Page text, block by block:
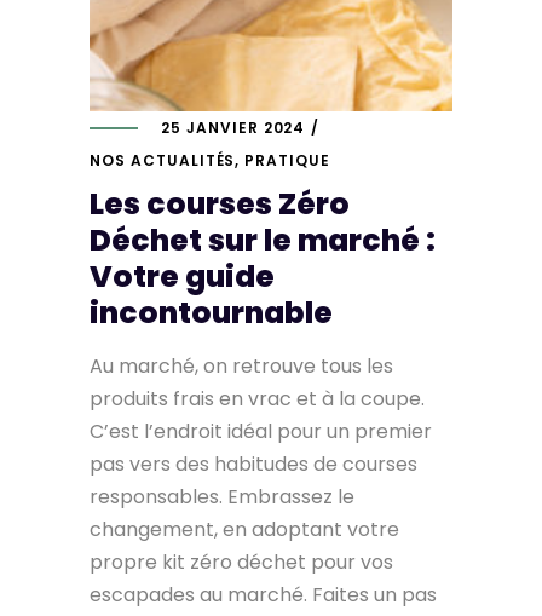
25 JANVIER 2024
NOS ACTUALITÉS, PRATIQUE
Les courses Zéro
Déchet sur le marché :
Votre guide
incontournable
Au marché, on retrouve tous les
produits frais en vrac et à la coupe.
C’est l’endroit idéal pour un premier
pas vers des habitudes de courses
responsables. Embrassez le
changement, en adoptant votre
propre kit zéro déchet pour vos
escapades au marché. Faites un pas